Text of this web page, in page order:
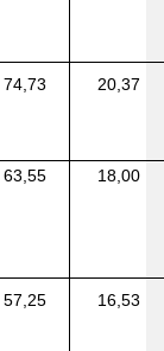
74,73 20,37
63,55 18,00
57,25 16,53